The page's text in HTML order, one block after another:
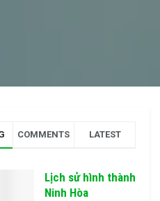
COMMENTS LATEST
Lịch sử hình thành
Ninh Hòa